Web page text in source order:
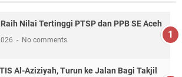
Nilai Tertinggi PTSP dan PPB SE Aceh
No comments
Al-Aziziyah, Turun ke Jalan Bagi Takjil